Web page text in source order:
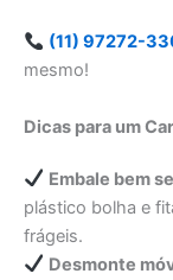
(11) 97272-
mesmo!
Dicas para um
Embale bem
plástico bolha e
frágeis.
Desmonte